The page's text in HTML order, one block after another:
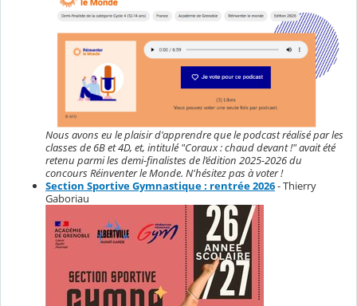
Nous avons eu le plaisir d'apprendre que le podcast réalisé par les
classes de 6B et 4D, et, intitulé "Coraux : chaud devant !" avait été
retenu parmi les demi-finalistes de l’édition 2025-2026 du
concours Réinventer le Monde. N'hésitez pas à voter !
Section Sportive Gymnastique : rentrée 2026- Thierry
Gaboriau